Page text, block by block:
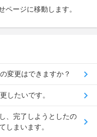
ページに移動します。
変更はできますか？
したいです。
、完了しようとしたの
しまいます。